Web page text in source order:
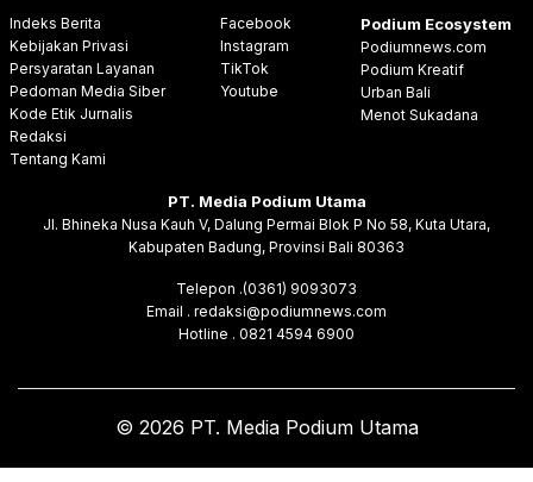
Indeks Berita
Kebijakan Privasi
Persyaratan Layanan
Pedoman Media Siber
Kode Etik Jurnalis
Redaksi
Tentang Kami
Facebook
Instagram
TikTok
Youtube
Podium Ecosystem
Podiumnews.com
Podium Kreatif
Urban Bali
Menot Sukadana
PT. Media Podium Utama
Jl. Bhineka Nusa Kauh V, Dalung Permai Blok P No 58, Kuta Utara,
Kabupaten Badung, Provinsi Bali 80363
Telepon .(0361) 9093073
Email . redaksi@podiumnews.com
Hotline . 0821 4594 6900
© 2026 PT. Media Podium Utama